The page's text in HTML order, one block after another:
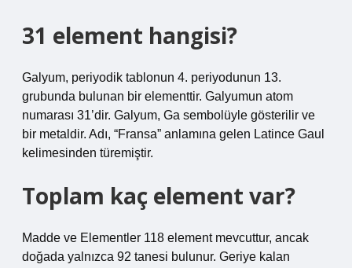
31 element hangisi?
Galyum, periyodik tablonun 4. periyodunun 13.
grubunda bulunan bir elementtir. Galyumun atom
numarası 31’dir. Galyum, Ga sembolüyle gösterilir ve
bir metaldir. Adı, “Fransa” anlamına gelen Latince Gaul
kelimesinden türemiştir.
Toplam kaç element var?
Madde ve Elementler 118 element mevcuttur, ancak
doğada yalnızca 92 tanesi bulunur. Geriye kalan